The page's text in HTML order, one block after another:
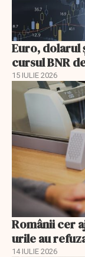
Euro, dolarul
cursul BNR
15 IULIE 2026
Românii cer
urile au
14 IULIE 2026